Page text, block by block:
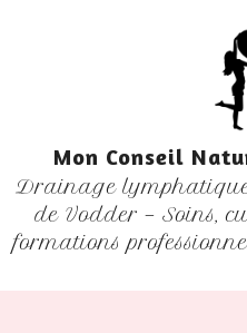
Mon Conseil
Drainage
de Vodder — Soins,
formations